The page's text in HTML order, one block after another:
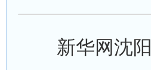
新华网沈阳